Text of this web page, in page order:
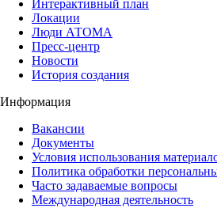
Интерактивный план
Локации
Люди АТОМА
Пресс-центр
Новости
История создания
Информация
Вакансии
Документы
Условия использования
Политика обработки
Часто задаваемые вопросы
Международная деятельность